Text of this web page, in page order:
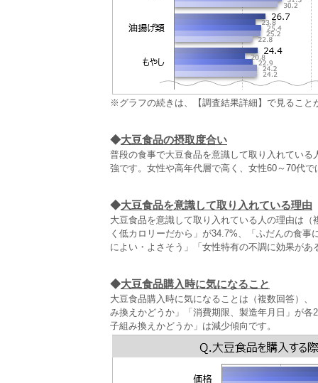
※グラフの続きは、【調査結果詳細】で見ること
◆大豆食品の摂取度合い
普段の食事で大豆食品を意識して取り入れてい
強です。女性や高年代層で高く、女性60～70代
◆大豆食品を意識して取り入れている理由
大豆食品を意識して取り入れている人の理由は
く低カロリーだから」が34.7%、「ふだんの食
によい・よさそう」「女性特有の不調に効果が
◆大豆食品購入時に気になること
大豆食品購入時に気になることは（複数回答）
み換えかどうか」「消費期限、製造年月日」が
子組み換えかどうか」は減少傾向です。